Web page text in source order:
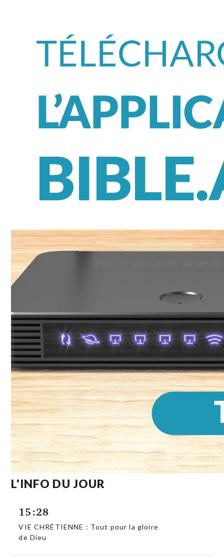
L'INFO DU JOUR
15:28
VIE CHRÉTIENNE : Tout pour la gloire
de Dieu